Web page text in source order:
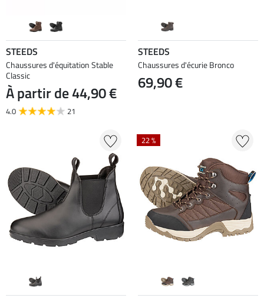
STEEDS
Chaussures d'équitation Stable
Classic
À partir de 44,90 €
4.0 21
STEEDS
Chaussures d'écurie Bronco
69,90 €
22 %